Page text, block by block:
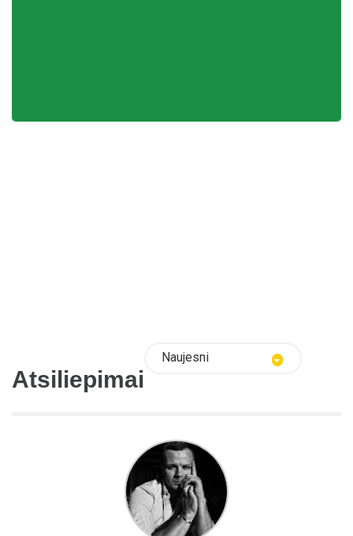
Atsiliepimai
Naujesni